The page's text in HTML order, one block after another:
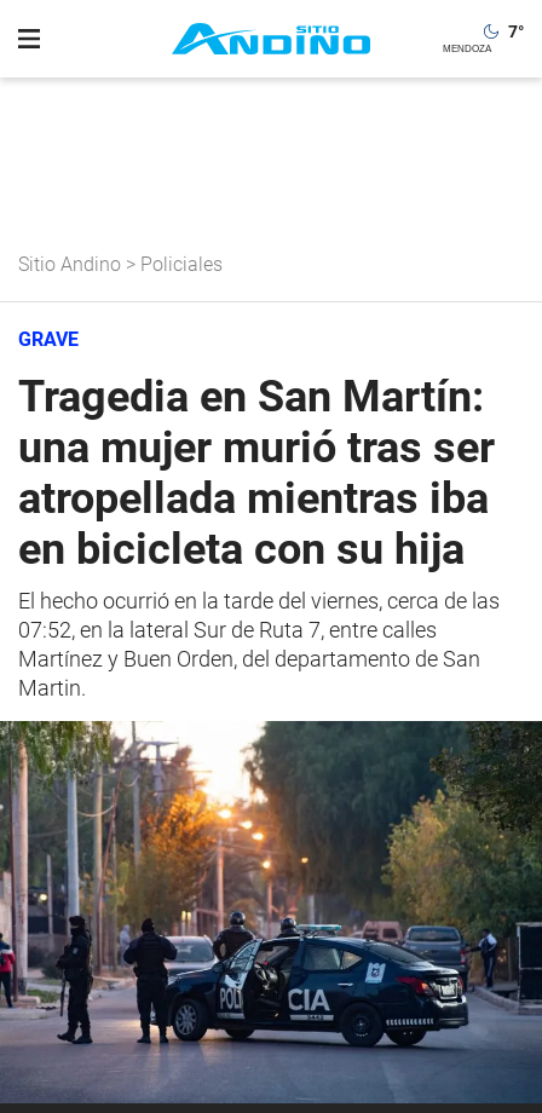
7°
Sitio Andino > Policiales
GRAVE
Tragedia en San Martín:
una mujer murió tras ser
atropellada mientras iba
en bicicleta con su hija
El hecho ocurrió en la tarde del viernes, cerca de las
07:52, en la lateral Sur de Ruta 7, entre calles
Martínez y Buen Orden, del departamento de San
Martin.